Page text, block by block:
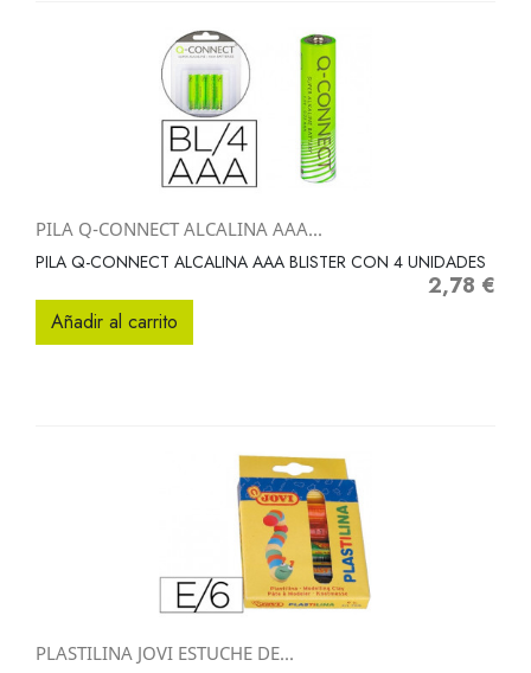
PILA Q-CONNECT ALCALINA AAA...
PILA Q-CONNECT ALCALINA AAA BLISTER CON 4 UNIDADES
Precio
2,78 €
Añadir al carrito
PLASTILINA JOVI ESTUCHE DE...